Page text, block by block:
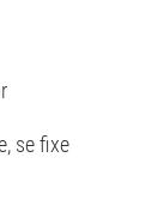
se fixe